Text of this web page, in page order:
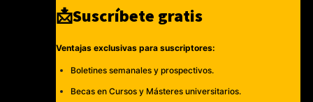
📩Suscríbete gratis
Ventajas exclusivas para suscriptores:
Boletines semanales y prospectivos.
Becas en Cursos y Másteres universitarios.